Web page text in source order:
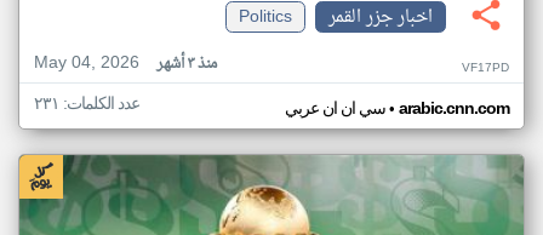
اخبار جزر القمر
Politics
May 04, 2026
منذ ٣ أشهر VF17PD
سي ان ان عربي• arabic.cnn.com عدد الكلمات: ٢٣١